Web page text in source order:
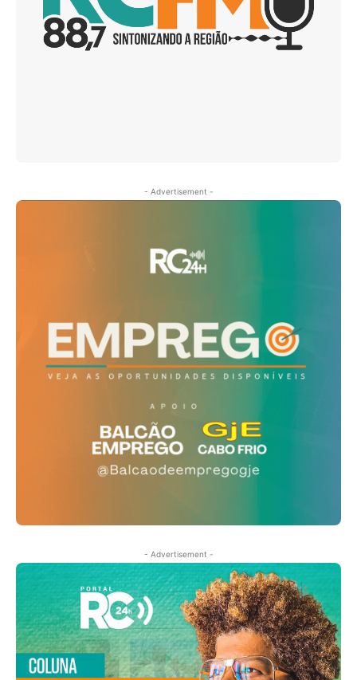
- Advertisement -
- Advertisement -